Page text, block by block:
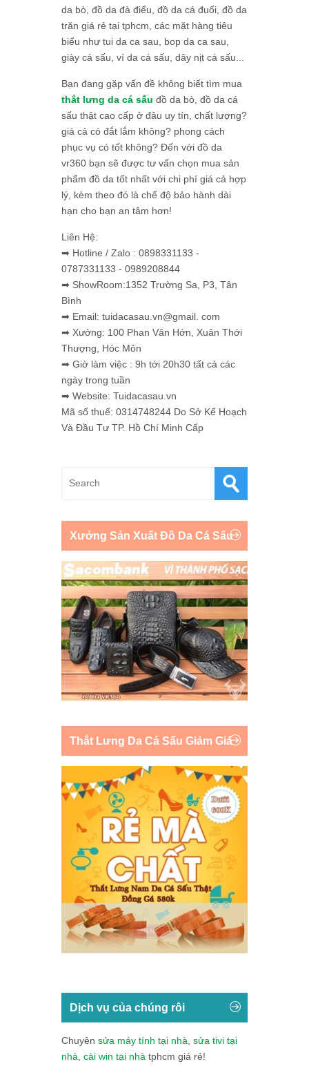
da bò, đồ da đà điểu, đồ da cá đuối, đồ da
trăn giá rẻ tại tphcm, các mặt hàng tiêu
biểu như tui da ca sau, bop da ca sau,
giày cá sấu, ví da cá sấu, dây nịt cá sấu...
Bạn đang gặp vấn đề không biết tìm mua
thắt lưng da cá sấu đồ da bò, đồ da cá
sấu thật cao cấp ở đâu uy tín, chất lượng?
giá cả có đắt lắm không? phong cách
phục vụ có tốt không? Đến với đồ da
vr360 bạn sẽ được tư vấn chọn mua sản
phẩm đồ da tốt nhất với chi phí giá cả hợp
lý, kèm theo đó là chế độ bảo hành dài
hạn cho bạn an tâm hơn!
Liên Hệ:
➡ Hotline / Zalo : 0898331133 -
0787331133 - 0989208844
➡ ShowRoom:1352 Trường Sa, P3, Tân
Bình
➡ Email: tuidacasau.vn@gmail. com
➡ Xưởng: 100 Phan Văn Hớn, Xuân Thới
Thượng, Hóc Môn
➡ Giờ làm việc : 9h tới 20h30 tất cả các
ngày trong tuần
➡ Website: Tuidacasau.vn
Mã số thuế: 0314748244 Do Sở Kế Hoạch
Và Đầu Tư TP. Hồ Chí Minh Cấp
Xưởng Sản Xuất Đồ Da Cá Sấu
Thắt Lưng Da Cá Sấu Giảm Giá
Dịch vụ của chúng rôi
Chuyên sửa máy tính tại nhà sửa tivi tại
nhà cài win tại nhà tphcm giá rẻ!